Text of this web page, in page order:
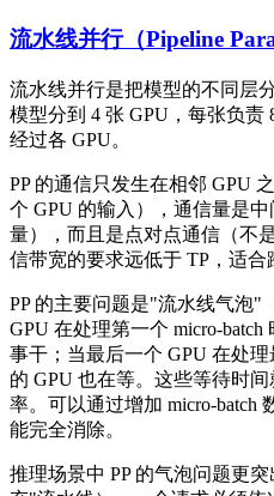
流水线并行（Pipeline
流水线并行是把模型的不同层
模型分到 4 张 GPU，每张负
经过各 GPU。
PP 的通信只发生在相邻 GPU
个 GPU 的输入），通信量是
量），而且是点对点通信（不
信带宽的要求远低于 TP，适合
PP 的主要问题是"流水线气泡"
GPU 在处理第一个 micro-
事干；当最后一个 GPU 在处
的 GPU 也在等。这些等待时
率。可以通过增加 micro-batch
能完全消除。
推理场景中 PP 的气泡问题更